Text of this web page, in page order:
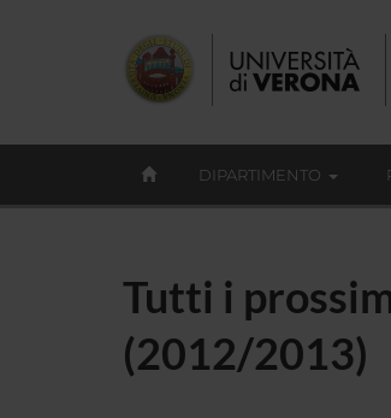
DIPARTIMENTO
Tutti i
(2012/2013)